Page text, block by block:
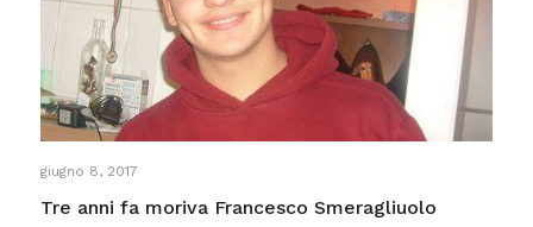
giugno 8, 2017
Tre anni fa moriva Francesco Smeragliuolo